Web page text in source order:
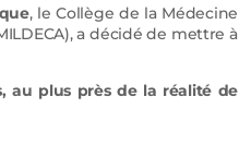
, le Collège de la Médecine
a décidé de mettre à
au plus près de la réalité de